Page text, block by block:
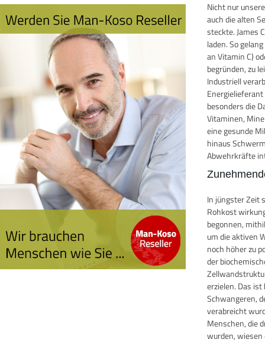
Nicht nur
auch die alten
steckte. James
laden. So
an Vitamin C)
begründen, zu
Industriell
besonders die
Vitaminen,
eine gesunde
hinaus
Abwehrkräfte
In jüngster Zeit
Rohkost
begonnen,
um die aktiven
noch höher zu
der
erzielen. Das
Schwangeren,
verabreicht
Menschen, die
wurden, wiesen